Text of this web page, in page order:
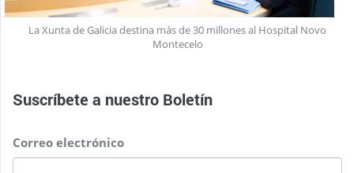
La Xunta de Galicia destina más de 30 millones al Hospital Novo
Montecelo
Suscríbete a nuestro Boletín
Correo electrónico